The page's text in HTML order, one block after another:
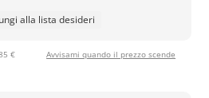
alla lista desideri
€ Avvisami quando il prezzo scende